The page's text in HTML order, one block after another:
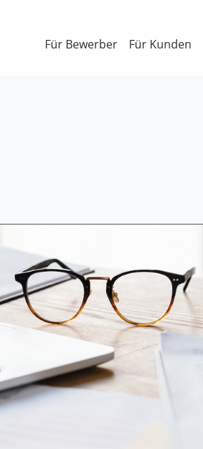
Für Bewerber Für Kunden